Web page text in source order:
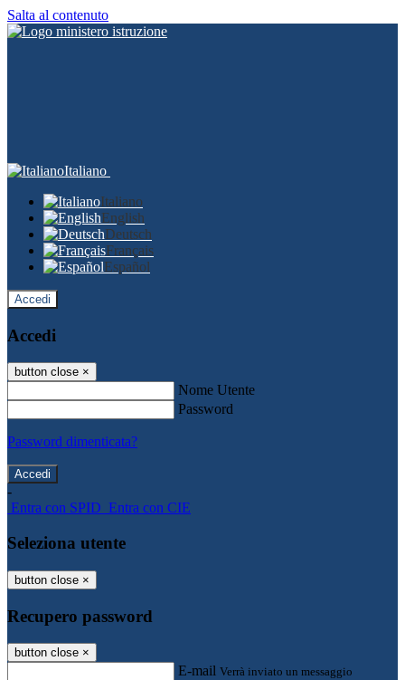
Salta al contenuto
Italiano
Italiano
English
Deutsch
Français
Español
Accedi
Accedi
button close ×
Nome Utente
Password
Password dimenticata?
-
Entra con SPID Entra con CIE
Seleziona utente
button close ×
Recupero password
button close ×
E-mail Verrà inviato un messaggio